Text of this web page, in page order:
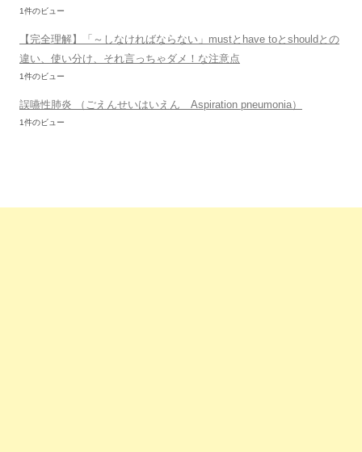
1件のビュー
【完全理解】「～しなければならない」mustとhave toとshouldとの
違い、使い分け、それ言っちゃダメ！な注意点
1件のビュー
誤嚥性肺炎 （ごえんせいはいえん Aspiration pneumonia）
1件のビュー